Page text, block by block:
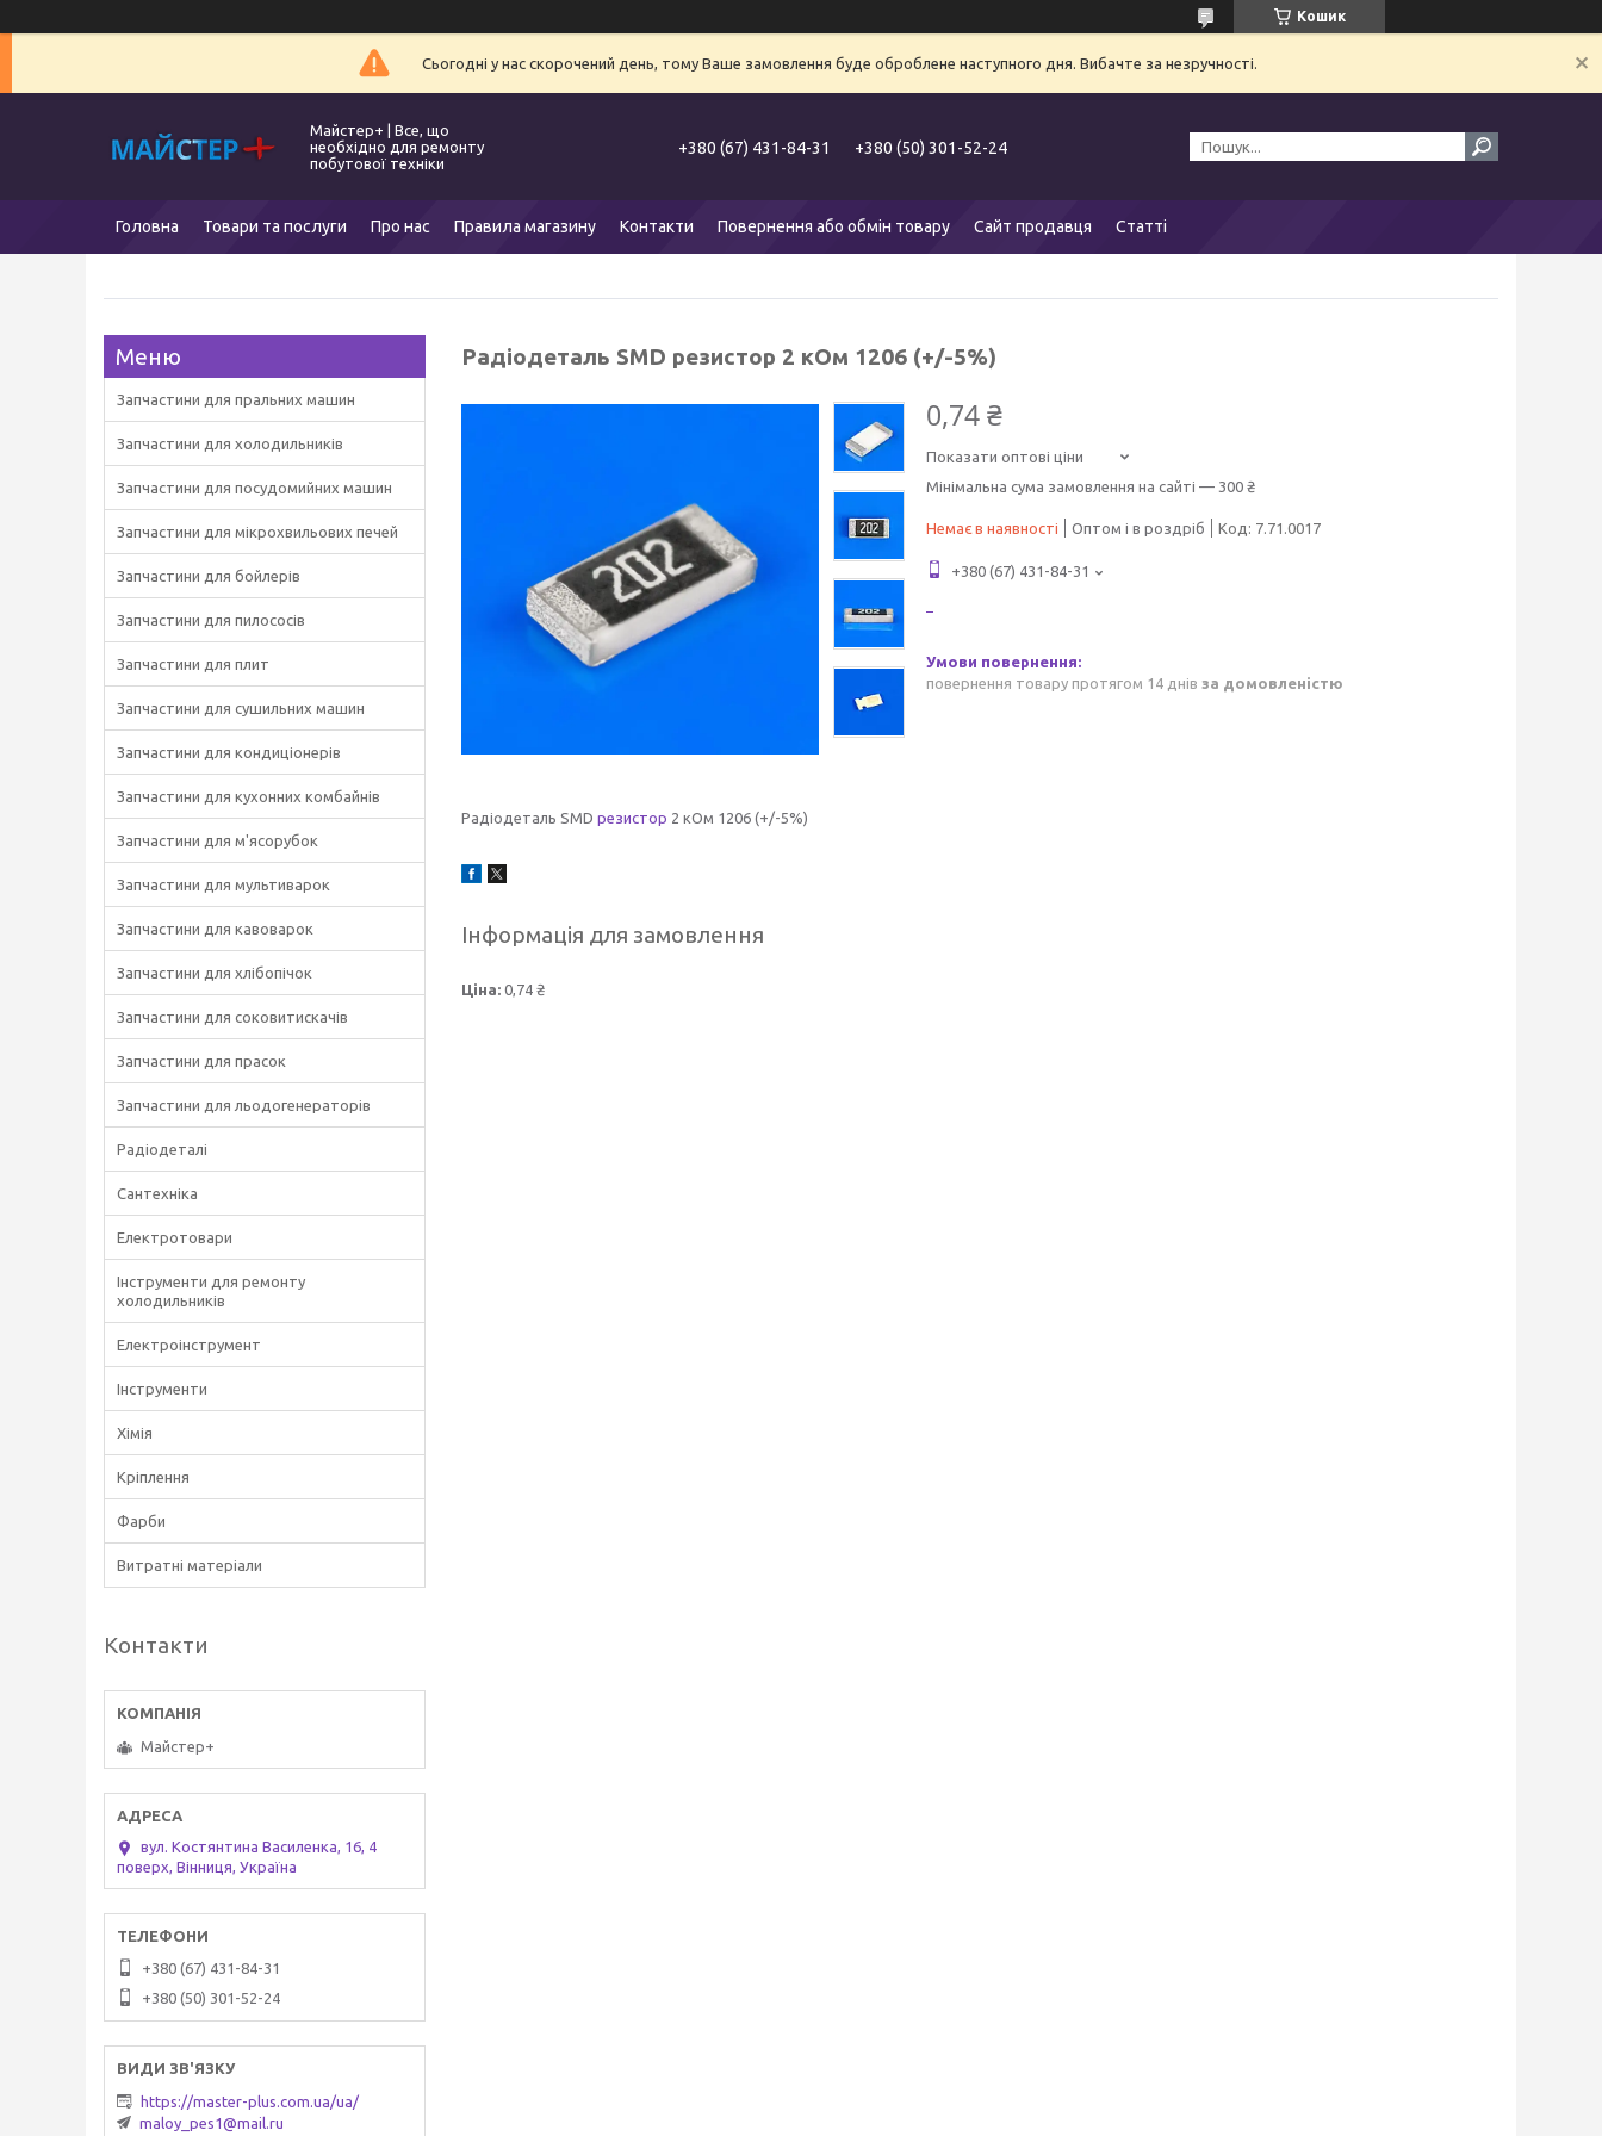
Кошик
Сьогодні у нас скорочений день, тому Ваше замовлення буде оброблене наступного дня. Вибачте за незручності.
Майстер+ | Все, що
необхідно для ремонту
побутової техніки
+380 (67) 431-84-31 +380 (50) 301-52-24
Головна Товари та послуги Про нас Правила магазину Контакти Повернення або обмін товару Сайт продавця Статті
Радіодеталь SMD резистор 2 кОм 1206 (+/-5%)
0,74 ₴
Показати оптові ціни
Мінімальна сума замовлення на сайті — 300 ₴
Немає в наявності Оптом і в роздріб Код: 7.71.0017
+380 (67) 431-84-31
повернення товару протягом 14 днів за домовленістю
Радіодеталь SMD резистор 2 кОм 1206 (+/-5%)
Інформація для замовлення
Ціна: 0,74 ₴
Запчастини для пральних машин
Запчастини для холодильників
Запчастини для посудомийних машин
Запчастини для мікрохвильових печей
Запчастини для бойлерів
Запчастини для пилососів
Запчастини для плит
Запчастини для сушильних машин
Запчастини для кондиціонерів
Запчастини для кухонних комбайнів
Запчастини для м'ясорубок
Запчастини для мультиварок
Запчастини для кавоварок
Запчастини для хлібопічок
Запчастини для соковитискачів
Запчастини для прасок
Запчастини для льодогенераторів
Радіодеталі
Сантехніка
Електротовари
Інструменти для ремонту
холодильників
Електроінструмент
Інструменти
Хімія
Кріплення
Фарби
Витратні матеріали
Контакти
Майстер+
вул. Костянтина Василенка, 16, 4
поверх, Вінниця, Україна
+380 (67) 431-84-31
+380 (50) 301-52-24
https://master-plus.com.ua/ua/
maloy_pes1@mail.ru